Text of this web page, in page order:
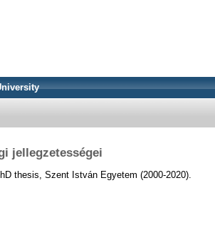
jellegzetességei
thesis, Szent István Egyetem (2000-2020).